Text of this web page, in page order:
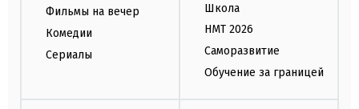
Фильмы на вечер
Комедии
Сериалы
Школа
НМТ 2026
Саморазвитие
Обучение за границей